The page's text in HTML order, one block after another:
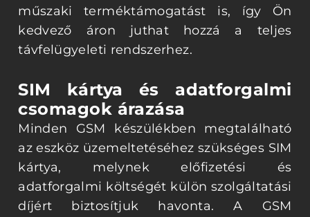
műszaki terméktámogatást is, így Ön
kedvező áron juthat hozzá a teljes
távfelügyeleti rendszerhez.
SIM kártya és adatforgalmi
csomagok árazása
Minden GSM készülékben megtalálható
az eszköz üzemeltetéséhez szükséges SIM
kártya, melynek előfizetési és
adatforgalmi költségét külön szolgáltatási
díjért biztosítjuk havonta. A GSM